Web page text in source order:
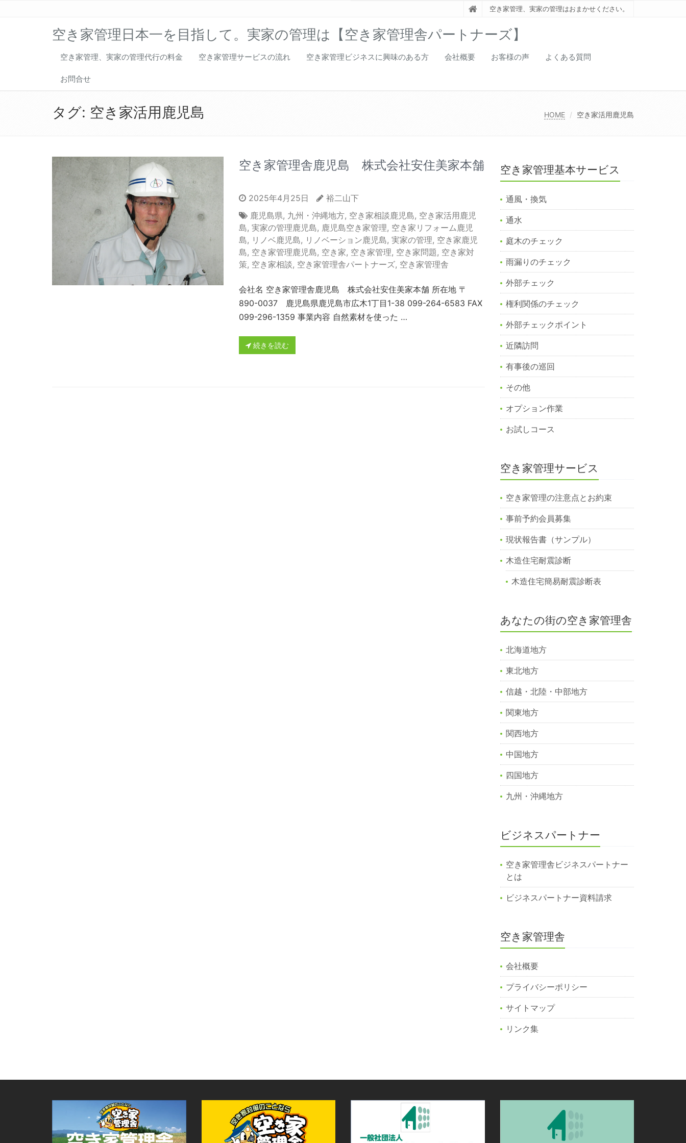
空き家管理、実家の管理はおまかせください。
空き家管理日本一を目指して。実家の管理は【空き家管理舎パートナーズ】
空き家管理、実家の管理代行の料金 空き家管理サービスの流れ 空き家管理ビジネスに興味のある方 会社概要 お客様の声 よくある質問
お問合せ
タグ: 空き家活用鹿児島 HOME 空き家活用鹿児島
空き家管理舎鹿児島 株式会社安住美家本舗
2025年4月25日
裕二山下
鹿児島県, 九州・沖縄地方, 空き家相談鹿児島, 空き家活用鹿児
島, 実家の管理鹿児島, 鹿児島空き家管理, 空き家リフォーム鹿児
島, リノベ鹿児島, リノベーション鹿児島, 実家の管理, 空き家鹿児
島, 空き家管理鹿児島, 空き家, 空き家管理, 空き家問題, 空き家対
策, 空き家相談, 空き家管理舎パートナーズ, 空き家管理舎
会社名 空き家管理舎鹿児島 株式会社安住美家本舗 所在地 〒
890-0037 鹿児島県鹿児島市広木1丁目1-38 099-264-6583 FAX
099-296-1359 事業内容 自然素材を使った …
続きを読む
空き家管理基本サービス
通風・換気
通水
庭木のチェック
雨漏りのチェック
外部チェック
権利関係のチェック
外部チェックポイント
近隣訪問
有事後の巡回
その他
オプション作業
お試しコース
空き家管理サービス
空き家管理の注意点とお約束
事前予約会員募集
現状報告書（サンプル）
木造住宅耐震診断
木造住宅簡易耐震診断表
あなたの街の空き家管理舎
北海道地方
東北地方
信越・北陸・中部地方
関東地方
関西地方
中国地方
四国地方
九州・沖縄地方
ビジネスパートナー
空き家管理舎ビジネスパートナー
とは
ビジネスパートナー資料請求
空き家管理舎
会社概要
プライバシーポリシー
サイトマップ
リンク集